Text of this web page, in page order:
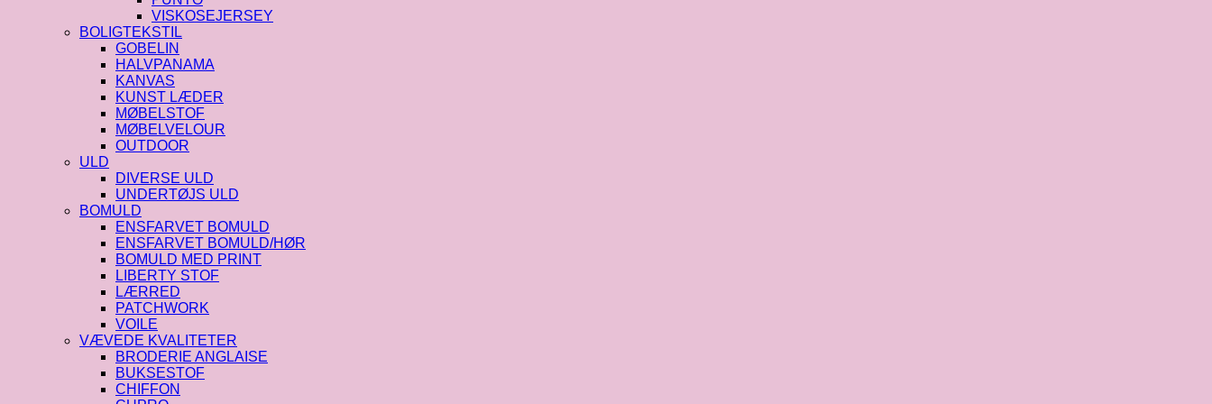
VISKOSEJERSEY
BOLIGTEKSTIL
GOBELIN
HALVPANAMA
KANVAS
KUNST LÆDER
MØBELSTOF
MØBELVELOUR
OUTDOOR
ULD
DIVERSE ULD
UNDERTØJS ULD
BOMULD
ENSFARVET BOMULD
ENSFARVET BOMULD/HØR
BOMULD MED PRINT
LIBERTY STOF
LÆRRED
PATCHWORK
VOILE
VÆVEDE KVALITETER
BRODERIE ANGLAISE
BUKSESTOF
CHIFFON